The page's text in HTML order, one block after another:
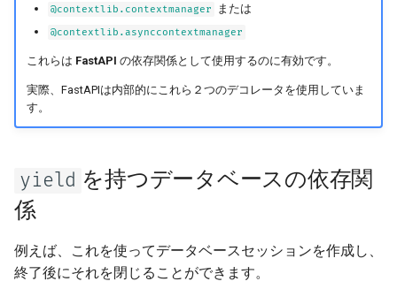
コンテキストマネージャ
「コンテキストマネージャ」と
は
yield を持つ依存関係でのコン
Request を直接使う
Dataclasses の使用
高度なミドルウェア
ント
プロキシの背後
テンプレート
古い 403 認証エラーのステ
ータスコードを使う
Response class
Custom Response Classes -
File, HTML, Redirect,
Streaming, etc.
EventSourceResponse and
ServerSentEvent
OpenAPI
@contextlib.contextmanager または
@contextlib.asynccontextmanager
これらは FastAPI の依存関係として使用するのに有効です。
実際、FastAPIは内部的にこれら２つのデコレータを使用していま
す。
yield を持つデータベースの依存関
係
例えば、これを使ってデータベースセッションを作成し、
終了後にそれを閉じることができます。